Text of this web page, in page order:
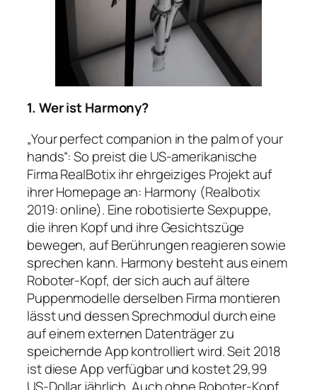
1. Wer ist Harmony?
„Your perfect companion in the palm of your
hands“: So preist die US-amerikanische
Firma RealBotix ihr ehrgeiziges Projekt auf
ihrer Homepage an: Harmony (Realbotix
2019: online). Eine robotisierte Sexpuppe,
die ihren Kopf und ihre Gesichtszüge
bewegen, auf Berührungen reagieren sowie
sprechen kann. Harmony besteht aus einem
Roboter-Kopf, der sich auch auf ältere
Puppenmodelle derselben Firma montieren
lässt und dessen Sprechmodul durch eine
auf einem externen Datenträger zu
speichernde App kontrolliert wird. Seit 2018
ist diese App verfügbar und kostet 29,99